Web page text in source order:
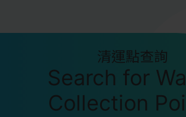
清運點查詢
Search for
Collection